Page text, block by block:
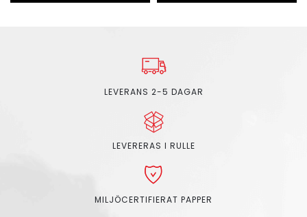
LEVERANS 2-5 DAGAR
LEVERERAS I RULLE
MILJÖCERTIFIERAT PAPPER